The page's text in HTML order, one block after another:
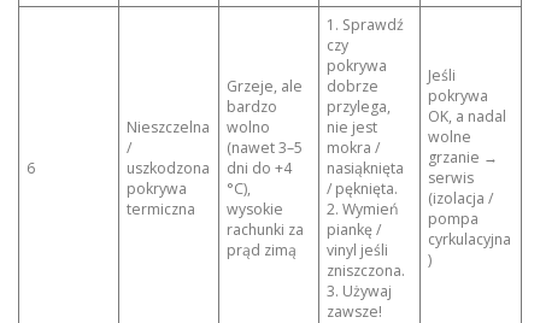
6
Nieszczelna
/
uszkodzona
pokrywa
termiczna
Grzeje, ale
bardzo
wolno
(nawet 3–5
dni do +4
°C),
wysokie
rachunki za
prąd zimą
1. Sprawdź
czy
pokrywa
dobrze
przylega,
nie jest
mokra /
nasiąknięta
/ pęknięta.
2. Wymień
piankę /
vinyl jeśli
zniszczona.
3. Używaj
zawsze!
Jeśli
pokrywa
OK, a nadal
wolne
grzanie →
serwis
(izolacja /
pompa
cyrkulacyjna
)